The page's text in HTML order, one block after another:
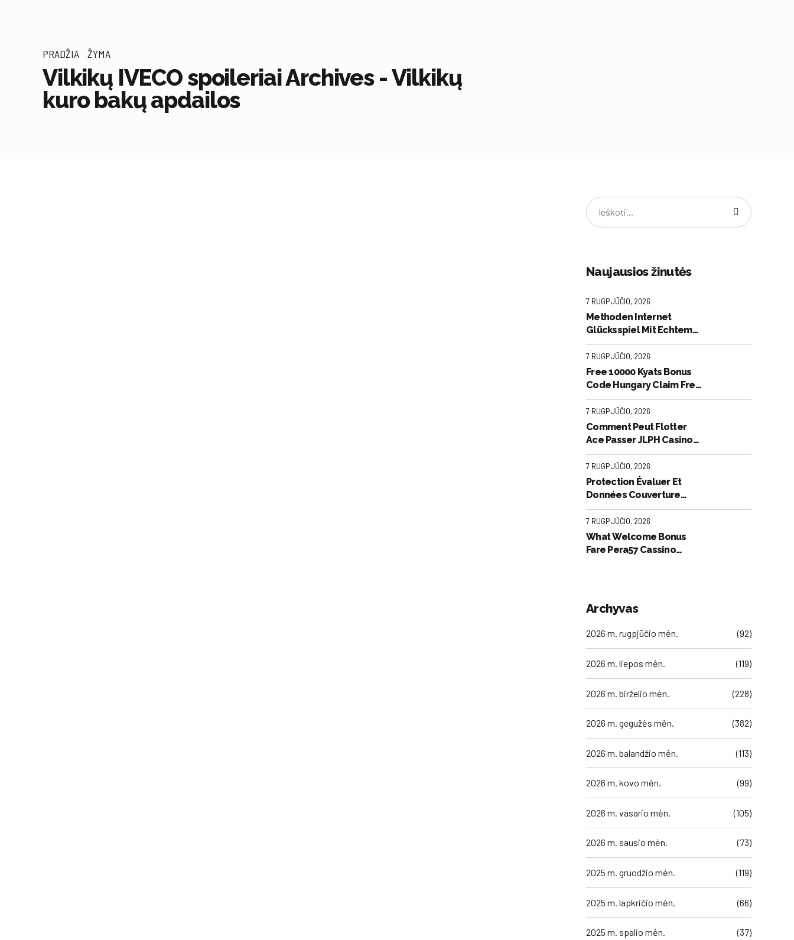
PRADŽIA ŽYMA
Vilkikų IVECO spoileriai Archives - Vilkikų
kuro bakų apdailos
Naujausios žinutės
7 RUGPJŪČIO, 2026
Methoden Internet
Glücksspiel Mit Echtem
Geld . Bundesrepublik
Deutschland Join the
Action National
7 RUGPJŪČIO, 2026
Free 10000 Kyats Bonus
Code Hungary Claim Free
Spins cadoola-
casino.hu.net
7 RUGPJŪČIO, 2026
Comment Peut Flotter
Ace Passer JLPH Casino
De Jeux De Hasard Client
Marroniser France Try
Your Luck
https://www.cresus-
7 RUGPJŪČIO, 2026
Protection Évaluer Et
Données Couverture
Protectrice -- France Play
& Earn Nevadawin Casino
7 RUGPJŪČIO, 2026
What Welcome Bonus
Fare Pera57 Cassino
Archyvas
2026 m. rugpjūčio mėn. (92)
2026 m. liepos mėn. (119)
2026 m. birželio mėn. (228)
2026 m. gegužės mėn. (382)
2026 m. balandžio mėn. (113)
2026 m. kovo mėn. (99)
2026 m. vasario mėn. (105)
2026 m. sausio mėn. (73)
2025 m. gruodžio mėn. (119)
2025 m. lapkričio mėn. (66)
2025 m. spalio mėn. (37)